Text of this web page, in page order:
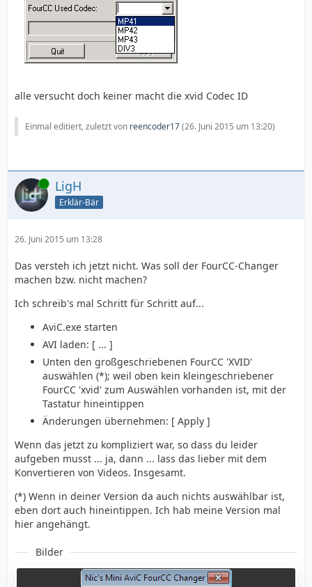
alle versucht doch keiner macht die xvid Codec ID
Einmal editiert, zuletzt von reencoder17(26. Juni 2015 um 13:20)
Online LigH
Erklär-Bär
26. Juni 2015 um 13:28
Das versteh ich jetzt nicht. Was soll der FourCC-Changer
machen bzw. nicht machen?
Ich schreib's mal Schritt für Schritt auf...
AviC.exe starten
AVI laden: [ ... ]
Unten den großgeschriebenen FourCC 'XVID'
auswählen (*); weil oben kein kleingeschriebener
FourCC 'xvid' zum Auswählen vorhanden ist, mit der
Tastatur hineintippen
Änderungen übernehmen: [ Apply ]
Wenn das jetzt zu kompliziert war, so dass du leider
aufgeben musst ... ja, dann ... lass das lieber mit dem
Konvertieren von Videos. Insgesamt.
(*) Wenn in deiner Version da auch nichts auswählbar ist,
eben dort auch hineintippen. Ich hab meine Version mal
hier angehängt.
Bilder